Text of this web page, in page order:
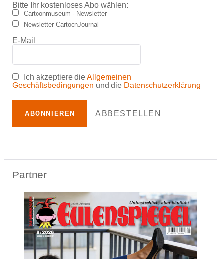
Bitte Ihr kostenloses Abo wählen:
Cartoonmuseum - Newsletter
Newsletter CartoonJournal
E-Mail
Ich akzeptiere dieAllgemeinen
Geschäftsbedingungen und die Datenschutzerklärung
ABONNIEREN ABBESTELLEN
Partner